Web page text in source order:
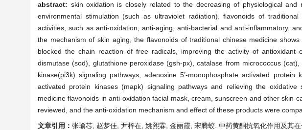
abstract: skin oxidation is closely related to the decreasing of physiological
environmental stimulation (such as ultraviolet radiation). flavonoids of
activities, such as anti-oxidation, anti-aging, anti-bacterial and anti-inflammatory,
the mechanism of skin aging, the flavonoids of traditional chinese medicine
blocked the chain reaction of free radicals, improving the activity of antioxidant
dismutase (sod), glutathione peroxidase (gsh-px), catalase from micrococcus
kinase(pi3k) signaling pathways, adenosine 5’-monophosphate activated
activated protein kinases (mapk) signaling pathways and relieving the
medicine flavonoids in anti-oxidation facial mask, cream, sunscreen and other skin
reviewed, and the anti-oxidation mechanism and effect of these products were
文章引用： 张瑜芯, 赵梦佳, 尹梓在, 姚熙霖, 金丽霞, 宋腾蛟. 中药黄酮抗氧化作用及其